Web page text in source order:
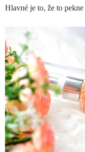
Hlavné je to, že to